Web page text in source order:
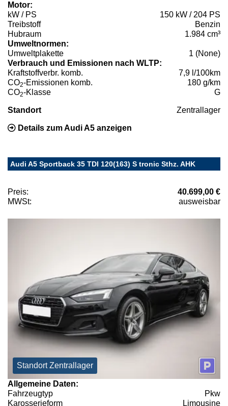
Motor:
kW / PS
150 kW / 204 PS
Treibstoff
Benzin
Hubraum
1.984 cm³
Umweltnormen:
Umweltplakette
1 (None)
Verbrauch und Emissionen nach WLTP:
Kraftstoffverbr. komb.
7,9 l/100km
CO2-Emissionen komb.
180 g/km
CO2-Klasse G
Standort Zentrallager
Details zum Audi A5 anzeigen
Audi A5 Sportback 35 TDI 120(163) S tronic Sthz. AHK
Preis:
40.699,00 €
MWSt:
ausweisbar
Standort Zentrallager
Allgemeine Daten:
Fahrzeugtyp
Pkw
Karosserieform
Limousine